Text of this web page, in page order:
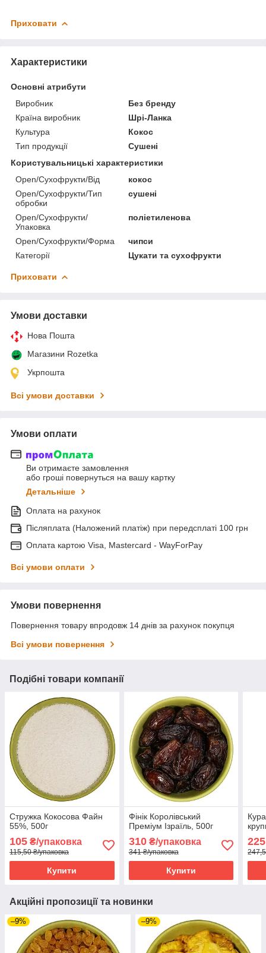
Приховати
Характеристики
Основні атрибути
Виробник
Без бренду
Країна виробник
Шрі-Ланка
Культура
Кокос
Тип продукції
Сушені
Користувальницькі характеристики
Open/Сухофрукти/Від
кокос
Open/Сухофрукти/Тип
обробки
сушені
Open/Сухофрукти/
Упаковка
поліетиленова
Open/Сухофрукти/Форма
чипси
Категорії
Цукати та сухофрукти
Приховати
Умови доставки
Нова Пошта
Магазини Rozetka
Укрпошта
Всі умови доставки
Умови оплати
Ви отримаєте замовлення
або гроші повернуться на вашу картку
Детальніше
Оплата на рахунок
Післяплата (Наложений платіж) при передсплаті 100 грн
Оплата картою Visa, Mastercard - WayForPay
Всі умови оплати
Умови повернення
Повернення товару впродовж 14 днів за рахунок покупця
Всі умови повернення
Подібні товари компанії
Стружка Кокосова Файн
55%, 500г
105 ₴/упаковка
115,50 ₴/упаковка
Купити
Фінік Королівський
Преміум Ізраїль, 500г
310₴/упаковка
341 ₴/упаковка
Купити
225
Акційні пропозиції та новинки
–9% –9%